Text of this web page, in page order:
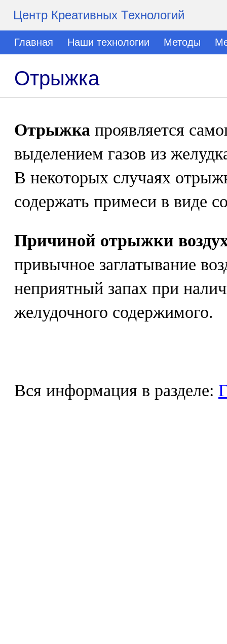
Центр Креативных Технологий
Главная Наши технологии Методы
Отрыжка
Отрыжка проявляется
выделением газов из
В некоторых случаях
содержать примеси в виде
Причиной отрыжки
привычное заглатывание
неприятный запах при
желудочного содержимого.
Вся информация в разделе: